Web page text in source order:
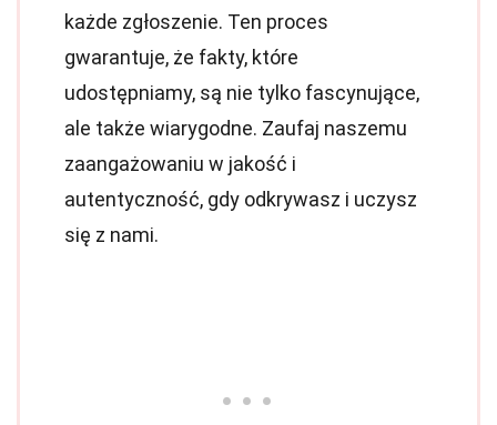
każde zgłoszenie. Ten proces
gwarantuje, że fakty, które
udostępniamy, są nie tylko fascynujące,
ale także wiarygodne. Zaufaj naszemu
zaangażowaniu w jakość i
autentyczność, gdy odkrywasz i uczysz
się z nami.